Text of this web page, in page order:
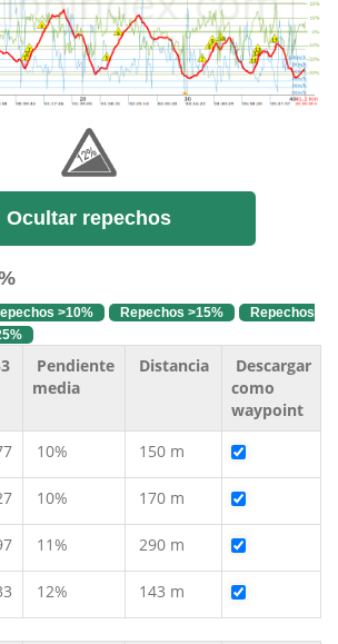
Ocultar repechos
>10% Repechos >15%
Repechos
Pendiente
media
Distancia
Descargar
como
waypoint
10% 150 m
10% 170 m
11% 290 m
12% 143 m